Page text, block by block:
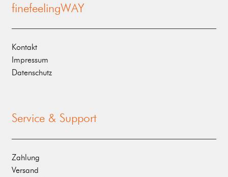
finefeelingWAY
Kontakt
Impressum
Datenschutz
Service & Support
Zahlung
Versand